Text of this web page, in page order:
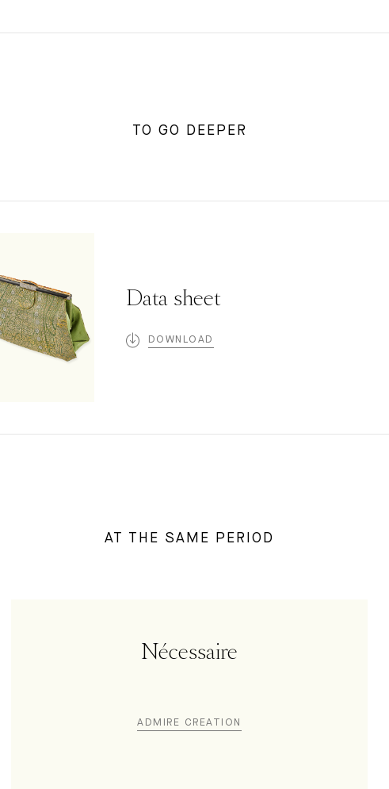
TO GO DEEPER
Data sheet
DOWNLOAD
AT THE SAME PERIOD
Nécessaire
ADMIRE CREATION